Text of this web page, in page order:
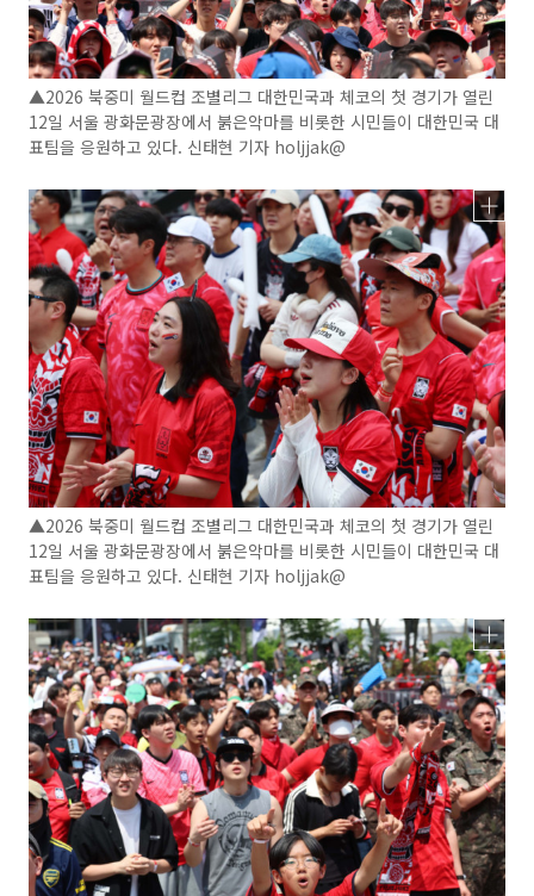
▲2026 북중미 월드컵 조별리그 대한민국과 체코의 첫 경기가 열린
12일 서울 광화문광장에서 붉은악마를 비롯한 시민들이 대한민국 대
표팀을 응원하고 있다. 신태현 기자 holjjak@
▲2026 북중미 월드컵 조별리그 대한민국과 체코의 첫 경기가 열린
12일 서울 광화문광장에서 붉은악마를 비롯한 시민들이 대한민국 대
표팀을 응원하고 있다. 신태현 기자 holjjak@